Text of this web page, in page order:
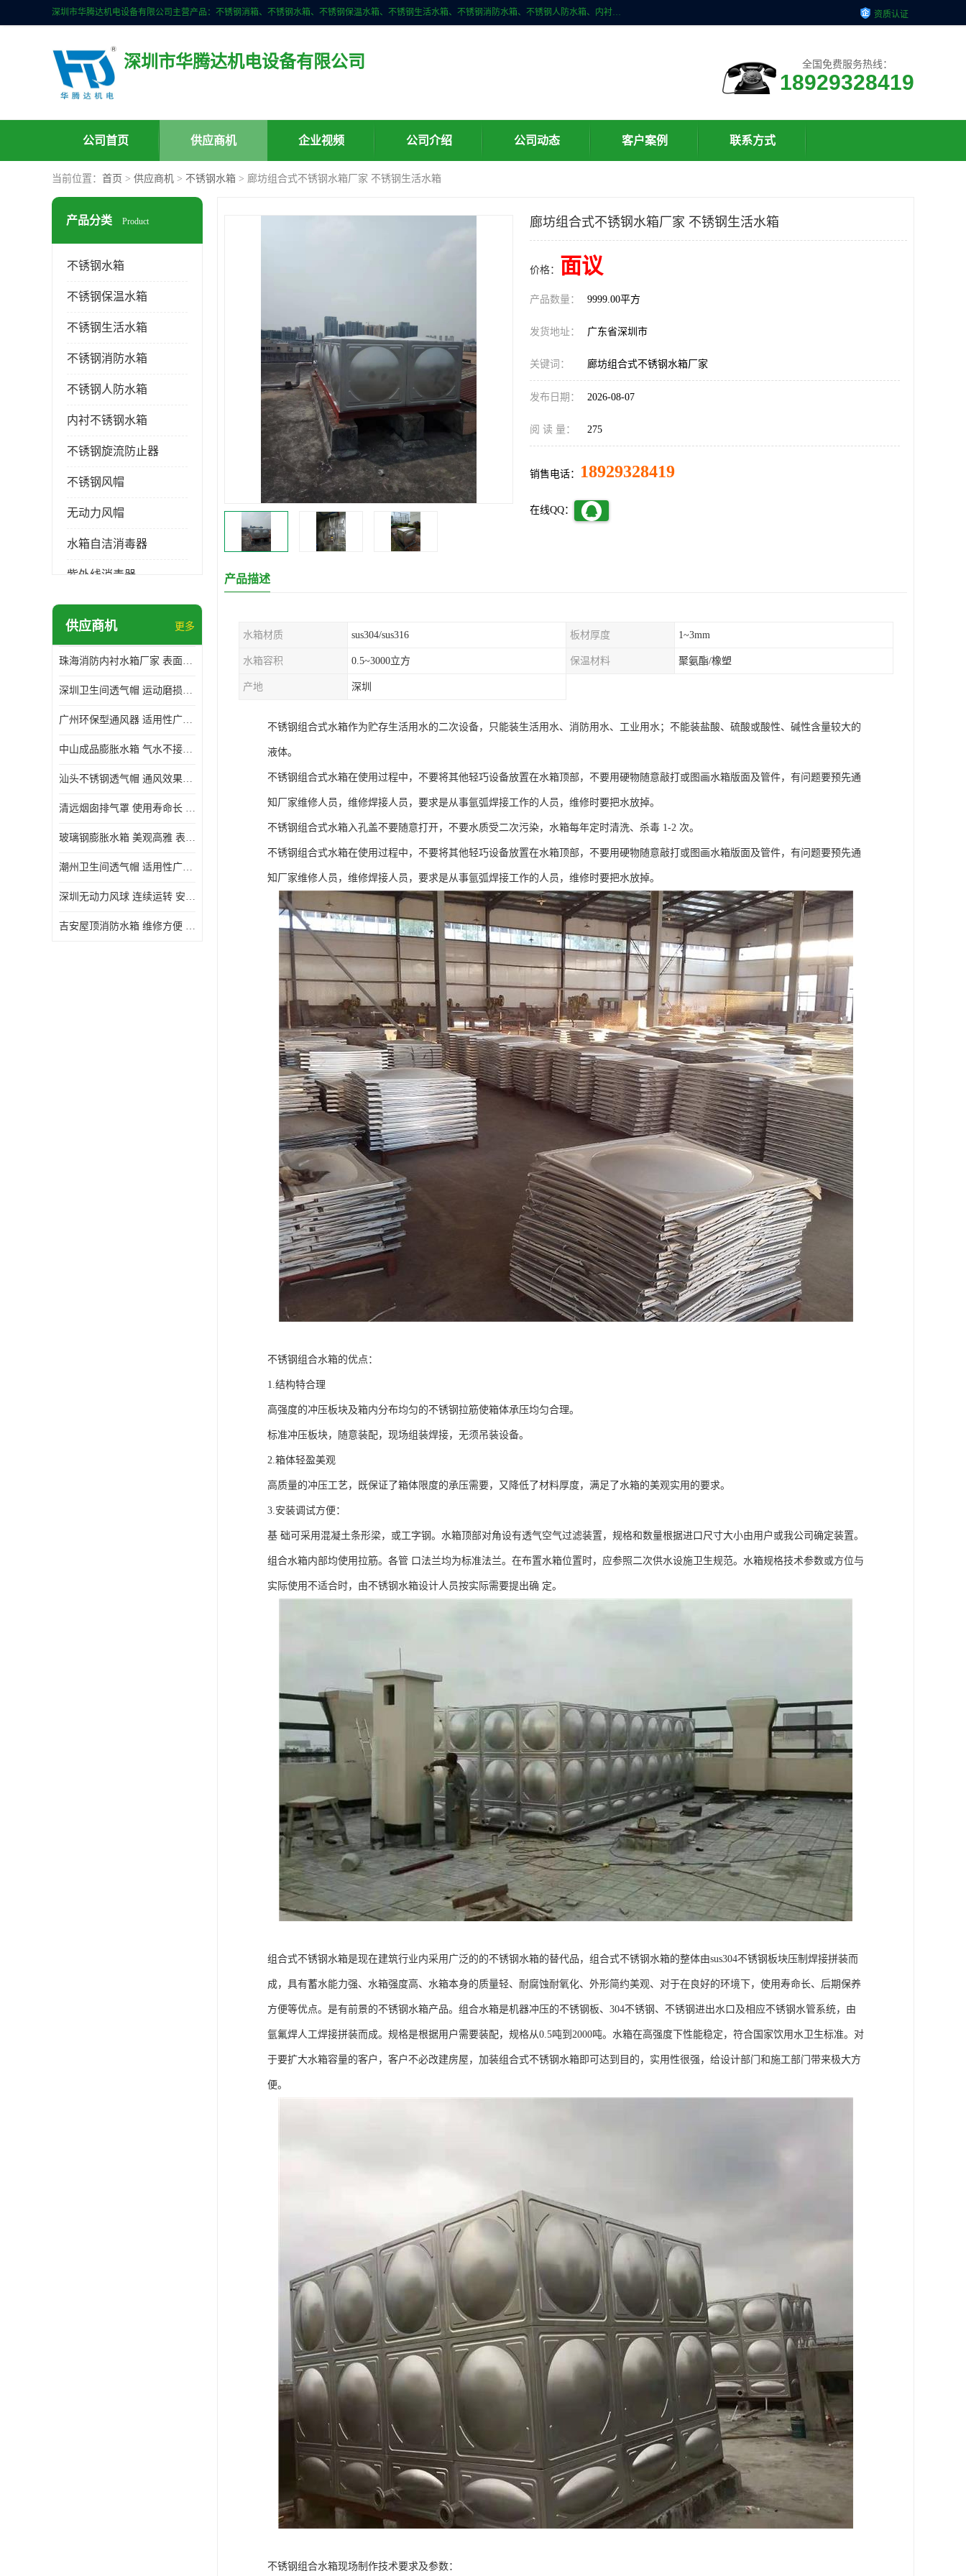
深圳市华腾达机电设备有限公司主营产品：不锈钢消箱、不锈钢水箱、不锈钢保温水箱、不锈钢生活水箱、不锈钢消防水箱、不锈钢人防水箱、内衬不锈钢水箱、膨胀水箱、不锈钢风帽、无动力风帽、水箱自洁消毒器、紫外线消毒器、不锈钢旋流防止器、组合式不锈钢水箱等。 资质认证
深圳市华腾达机电设备有限公司 全国免费服务热线：
18929328419
公司首页 供应商机 企业视频 公司介绍 公司动态 客户案例 联系方式
当前位置： 首页 > 供应商机 > 不锈钢水箱 > 廊坊组合式不锈钢水箱厂家 不锈钢生活水箱
产品分类 Product
不锈钢水箱
不锈钢保温水箱
不锈钢生活水箱
不锈钢消防水箱
不锈钢人防水箱
内衬不锈钢水箱
不锈钢旋流防止器
不锈钢风帽
无动力风帽
水箱自洁消毒器
紫外线消毒器
膨胀水箱
生活水箱
镀锌钢板水箱
供应商机 更多
珠海消防内衬水箱厂家 表面光滑 施工设计合理
深圳卫生间透气帽 运动磨损小 重量轻 无噪音
广州环保型通风器 适用性广泛 灰尘不易附着
中山成品膨胀水箱 气水不接触 一次充气可保持长久使用
汕头不锈钢透气帽 通风效果好 无噪音 无火花
清远烟囱排气罩 使用寿命长 安装简便迅捷
玻璃钢膨胀水箱 美观高雅 表面光洁美观
潮州卫生间透气帽 适用性广泛 可以长期运行
深圳无动力风球 连续运转 安装操作简便
吉安屋顶消防水箱 维修方便 箱体钢度足
廊坊组合式不锈钢水箱厂家 不锈钢生活水箱
价格： 面议
产品数量： 9999.00平方
发货地址： 广东省深圳市
关键词： 廊坊组合式不锈钢水箱厂家
发布日期： 2026-08-07
阅 读 量： 275
销售电话： 18929328419
在线QQ：
产品描述
水箱材质 sus304/sus316 板材厚度 1~3mm
水箱容积 0.5~3000立方 保温材料 聚氨酯/橡塑
产地 深圳
不锈钢组合式水箱作为贮存生活用水的二次设备，只能装生活用水、消防用水、工业用水；不能装盐酸、硫酸或酸性、碱性含量较大的
液体。
不锈钢组合式水箱在使用过程中，不要将其他轻巧设备放置在水箱顶部，不要用硬物随意敲打或图画水箱版面及管件，有问题要预先通
知厂家维修人员，维修焊接人员，要求是从事氩弧焊接工作的人员，维修时要把水放掉。
不锈钢组合式水箱入孔盖不要随意打开，不要水质受二次污染，水箱每年定时清洗、杀毒 1-2 次。
不锈钢组合式水箱在使用过程中，不要将其他轻巧设备放置在水箱顶部，不要用硬物随意敲打或图画水箱版面及管件，有问题要预先通
知厂家维修人员，维修焊接人员，要求是从事氩弧焊接工作的人员，维修时要把水放掉。
不锈钢组合水箱的优点：
1.结构特合理
高强度的冲压板块及箱内分布均匀的不锈钢拉筋使箱体承压均匀合理。
标准冲压板块，随意装配，现场组装焊接，无须吊装设备。
2.箱体轻盈美观
高质量的冲压工艺，既保证了箱体限度的承压需要，又降低了材料厚度，满足了水箱的美观实用的要求。
3.安装调试方便：
基 础可采用混凝土条形梁，或工字钢。水箱顶部对角设有透气空气过滤装置，规格和数量根据进口尺寸大小由用户或我公司确定装置。
组合水箱内部均使用拉筋。各管 口法兰均为标准法兰。在布置水箱位置时，应参照二次供水设施卫生规范。水箱规格技术参数或方位与
实际使用不适合时，由不锈钢水箱设计人员按实际需要提出确 定。
组合式不锈钢水箱是现在建筑行业内采用广泛的的不锈钢水箱的替代品，组合式不锈钢水箱的整体由sus304不锈钢板块压制焊接拼装而
成，具有蓄水能力强、水箱强度高、水箱本身的质量轻、耐腐蚀耐氧化、外形简约美观、对于在良好的环境下，使用寿命长、后期保养
方便等优点。是有前景的不锈钢水箱产品。组合水箱是机器冲压的不锈钢板、304不锈钢、不锈钢进出水口及相应不锈钢水管系统，由
氩氟焊人工焊接拼装而成。规格是根据用户需要装配，规格从0.5吨到2000吨。水箱在高强度下性能稳定，符合国家饮用水卫生标准。对
于要扩大水箱容量的客户，客户不必改建房屋，加装组合式不锈钢水箱即可达到目的，实用性很强，给设计部门和施工部门带来极大方
便。
不锈钢组合水箱现场制作技术要求及参数：